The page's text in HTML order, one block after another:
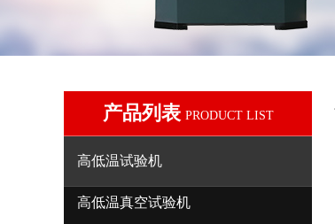
产品列表 PRODUCT LIST
高低温试验机
高低温真空试验机